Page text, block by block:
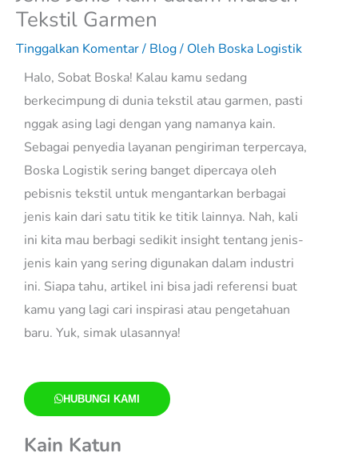
Tekstil Garmen
Tinggalkan Komentar/ Blog/ Oleh Boska Logistik
Halo, Sobat Boska! Kalau kamu sedang
berkecimpung di dunia tekstil atau garmen, pasti
nggak asing lagi dengan yang namanya kain.
Sebagai penyedia layanan pengiriman terpercaya,
Boska Logistik sering banget dipercaya oleh
pebisnis tekstil untuk mengantarkan berbagai
jenis kain dari satu titik ke titik lainnya. Nah, kali
ini kita mau berbagi sedikit insight tentang jenis-
jenis kain yang sering digunakan dalam industri
ini. Siapa tahu, artikel ini bisa jadi referensi buat
kamu yang lagi cari inspirasi atau pengetahuan
baru. Yuk, simak ulasannya!
HUBUNGI KAMI
Kain Katun